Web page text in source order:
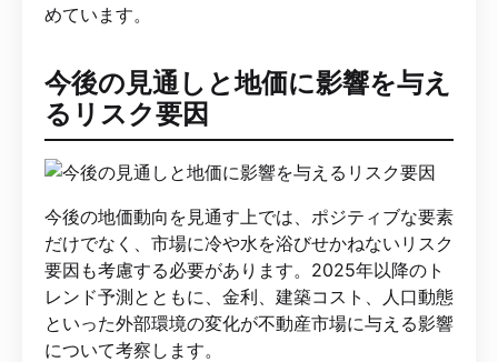
めています。
今後の見通しと地価に影響を与え
るリスク要因
今後の地価動向を見通す上では、ポジティブな要素
だけでなく、市場に冷や水を浴びせかねないリスク
要因も考慮する必要があります。2025年以降のト
レンド予測とともに、金利、建築コスト、人口動態
といった外部環境の変化が不動産市場に与える影響
について考察します。